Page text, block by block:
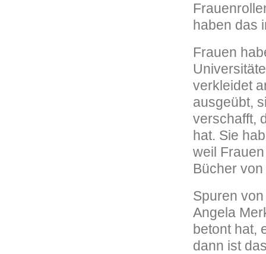
haben das
Frauen
verkleidet
ausgeübt,
verschafft,
hat. Sie
weil
Bücher
Spuren
Angela
betont hat,
dann ist